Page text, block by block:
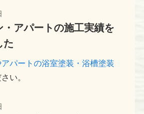
・アパートの施工実績を
た
パートの浴室塗装・浴槽塗装
い。